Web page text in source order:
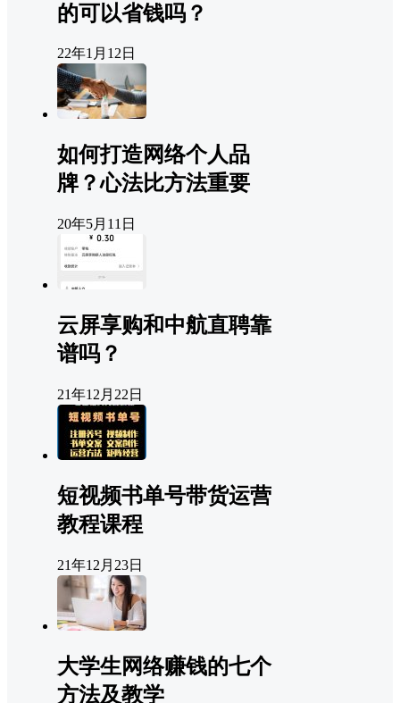
的可以省钱吗？
22年1月12日
如何打造网络个人品
牌？心法比方法重要
20年5月11日
云屏享购和中航直聘靠
谱吗？
21年12月22日
短视频书单号带货运营
教程课程
21年12月23日
大学生网络赚钱的七个
方法及教学